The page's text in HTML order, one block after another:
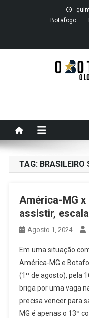
Botafogo
TAG: BRASILEIRO
América-MG
assistir,
Agosto 1, 2024
Em uma situação
América-MG e
(1º de agosto), pela
briga por uma vaga
precisa vencer para
MG é apenas o 13º